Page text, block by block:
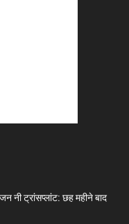
नी ट्रांसप्लांट: छह महीने बाद